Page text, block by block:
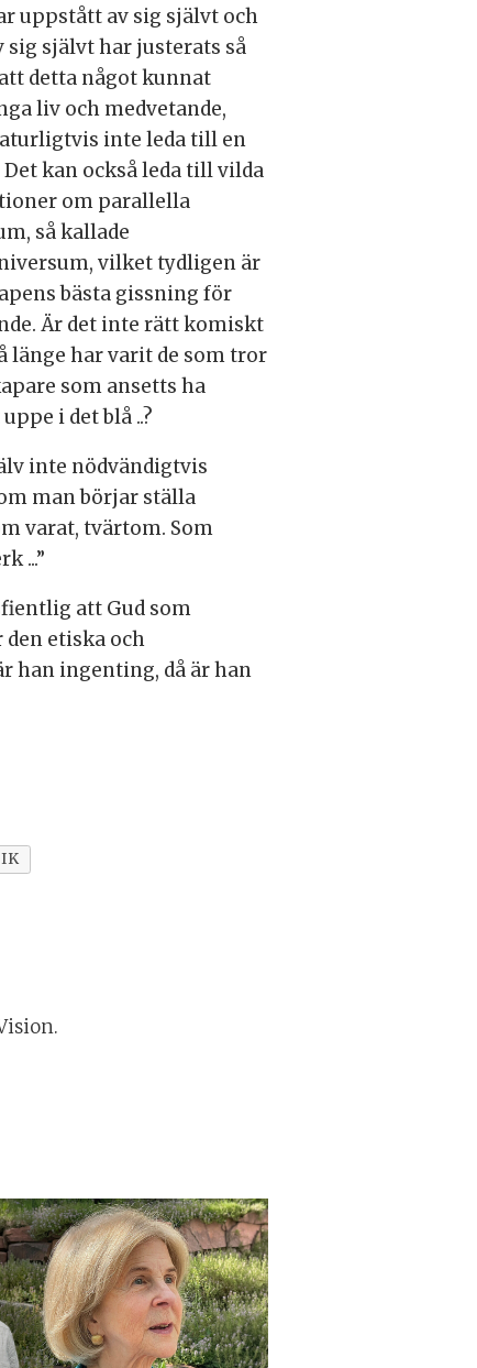
uppstått av sig självt och
sig självt har justerats så
detta något kunnat
liv och medvetande,
inte leda till en
Det kan också leda till vilda
om parallella
så kallade
vilket tydligen är
bästa gissning för
Är det inte rätt komiskt
länge har varit de som tror
som ansetts ha
i det blå ..?
inte nödvändigtvis
man börjar ställa
varat, tvärtom. Som
...”
att Gud som
etiska och
han ingenting, då är han